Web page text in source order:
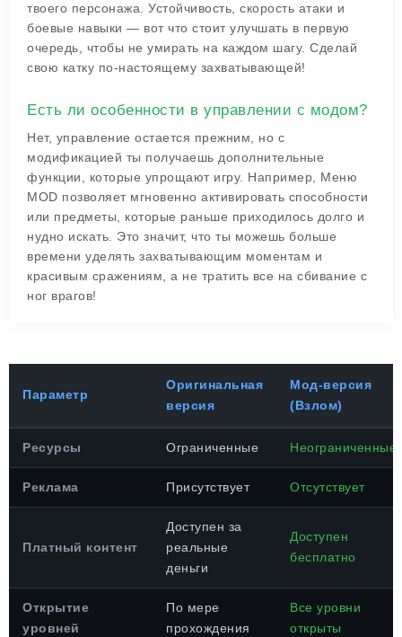
твоего персонажа. Устойчивость, скорость атаки и
боевые навыки — вот что стоит улучшать в первую
очередь, чтобы не умирать на каждом шагу. Сделай
свою катку по-настоящему захватывающей!
Есть ли особенности в управлении с модом?
Нет, управление остается прежним, но с
модификацией ты получаешь дополнительные
функции, которые упрощают игру. Например, Меню
MOD позволяет мгновенно активировать способности
или предметы, которые раньше приходилось долго и
нудно искать. Это значит, что ты можешь больше
времени уделять захватывающим моментам и
красивым сражениям, а не тратить все на сбивание с
ног врагов!
Параметр
Оригинальная
версия
Мод-версия
(Взлом)
Ресурсы Ограниченные Неограниченные
Реклама Присутствует Отсутствует
Платный контент
Доступен за
реальные
деньги
Доступен
бесплатно
Открытие
уровней
По мере
прохождения
Все уровни
открыты